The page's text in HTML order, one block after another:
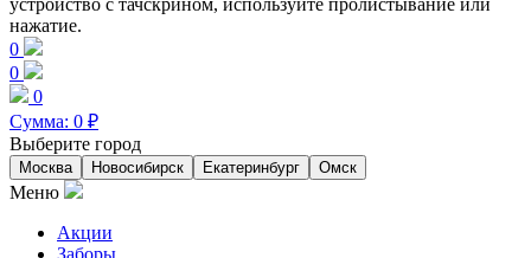
устройство с тачскрином, используйте пролистывание или
нажатие.
0
0
0
Сумма: 0 ₽
Выберите город
Москва Новосибирск Екатеринбург Омск
Меню
Акции
Заборы